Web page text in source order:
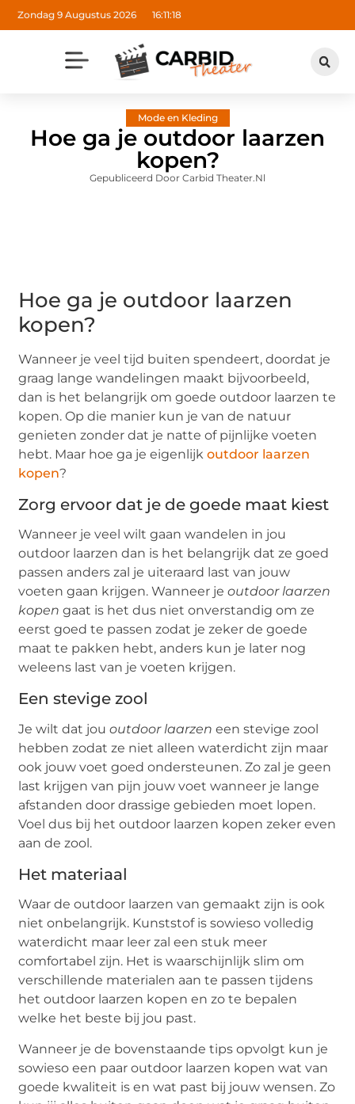
Zondag 9 Augustus 2026 16:11:19
Mode en Kleding
Hoe ga je outdoor laarzen
kopen?
Gepubliceerd Door Carbid Theater.nl
Hoe ga je outdoor laarzen
kopen?
Wanneer je veel tijd buiten spendeert, doordat je
graag lange wandelingen maakt bijvoorbeeld,
dan is het belangrijk om goede outdoor laarzen te
kopen. Op die manier kun je van de natuur
genieten zonder dat je natte of pijnlijke voeten
hebt. Maar hoe ga je eigenlijkoutdoor laarzen
kopen?
Zorg ervoor dat je de goede maat kiest
Wanneer je veel wilt gaan wandelen in jou
outdoor laarzen dan is het belangrijk dat ze goed
passen anders zal je uiteraard last van jouw
voeten gaan krijgen. Wanneer jeoutdoor laarzen
kopen gaat is het dus niet onverstandig om ze
eerst goed te passen zodat je zeker de goede
maat te pakken hebt, anders kun je later nog
weleens last van je voeten krijgen.
Een stevige zool
Je wilt dat jou outdoor laarzen een stevige zool
hebben zodat ze niet alleen waterdicht zijn maar
ook jouw voet goed ondersteunen. Zo zal je geen
last krijgen van pijn jouw voet wanneer je lange
afstanden door drassige gebieden moet lopen.
Voel dus bij het outdoor laarzen kopen zeker even
aan de zool.
Het materiaal
Waar de outdoor laarzen van gemaakt zijn is ook
niet onbelangrijk. Kunststof is sowieso volledig
waterdicht maar leer zal een stuk meer
comfortabel zijn. Het is waarschijnlijk slim om
verschillende materialen aan te passen tijdens
het outdoor laarzen kopen en zo te bepalen
welke het beste bij jou past.
Wanneer je de bovenstaande tips opvolgt kun je
sowieso een paar outdoor laarzen kopen wat van
goede kwaliteit is en wat past bij jouw wensen. Zo